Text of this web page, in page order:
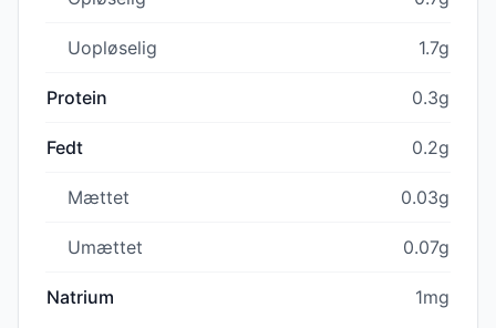
Uopløselig 1.7g
Protein 0.3g
Fedt 0.2g
Mættet 0.03g
Umættet 0.07g
Natrium 1mg